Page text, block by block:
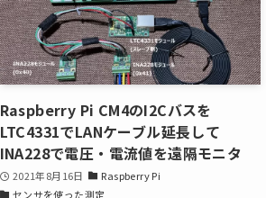
Raspberry Pi CM4のI2Cバスを
LTC4331でLANケーブル延長して
INA228で電圧・電流値を遠隔モニタ
2021年8月16日
Raspberry Pi
センサを使った測定